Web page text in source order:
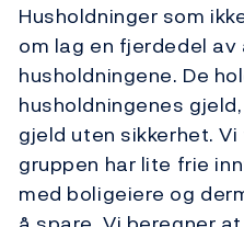
Husholdninger som
om lag en fjerdedel av
husholdningene. De
husholdningenes
gjeld uten sikkerhet.
gruppen har lite frie
med boligeiere og